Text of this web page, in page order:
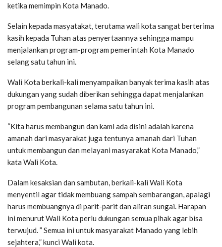
ketika memimpin Kota Manado.
Selain kepada masyatakat, terutama wali kota sangat berterima
kasih kepada Tuhan atas penyertaannya sehingga mampu
menjalankan program-program pemerintah Kota Manado
selang satu tahun ini.
Wali Kota berkali-kali menyampaikan banyak terima kasih atas
dukungan yang sudah diberikan sehingga dapat menjalankan
program pembangunan selama satu tahun ini.
“Kita harus membangun dan kami ada disini adalah karena
amanah dari masyarakat juga tentunya amanah dari Tuhan
untuk membangun dan melayani masyarakat Kota Manado,”
kata Wali Kota.
Dalam kesaksian dan sambutan, berkali-kali Wali Kota
menyentil agar tidak membuang sampah sembarangan, apalagi
harus membuangnya di parit-parit dan aliran sungai. Harapan
ini menurut Wali Kota perlu dukungan semua pihak agar bisa
terwujud. ” Semua ini untuk masyarakat Manado yang lebih
sejahtera,” kunci Wali kota.